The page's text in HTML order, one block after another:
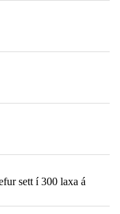
sett í 300 laxa á